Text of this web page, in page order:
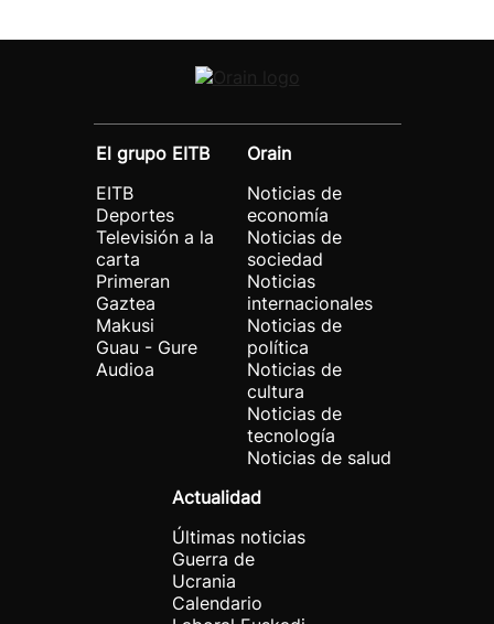
El grupo EITB
EITB
Deportes
Televisión a la
carta
Primeran
Gaztea
Makusi
Guau - Gure
Audioa
Orain
Noticias de
economía
Noticias de
sociedad
Noticias
internacionales
Noticias de
política
Noticias de
cultura
Noticias de
tecnología
Noticias de salud
Actualidad
Últimas noticias
Guerra de
Ucrania
Calendario